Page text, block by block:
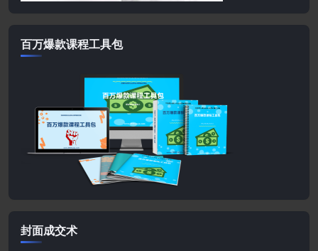
百万爆款课程工具包
封面成交术